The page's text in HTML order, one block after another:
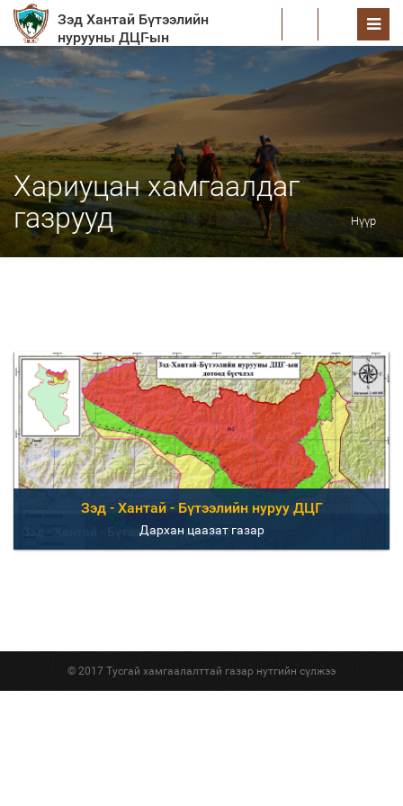
Зэд Хантай Бүтээлийн
нурууны ДЦГ-ын
хамгаалалтын захиргаа
Хариуцан хамгаалдаг
газрууд
Нүүр
Зэд - Хантай - Бүтээлийн нуруу ДЦГ
Зэд - Хантай - Бүтээлийн нуруу ДЦГ
Дархан цаазат газар
© 2017 Тусгай хамгаалалттай газар нутгийн сүлжээ